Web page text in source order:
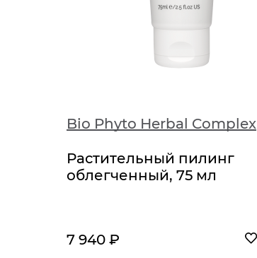
Bio Phyto Нerbal Complex
Растительный пилинг
облегченный, 75 мл
7 940 ₽